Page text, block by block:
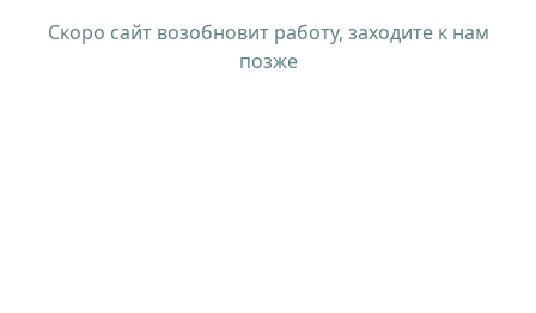
Скоро сайт возобновит работу, заходите к нам
позже